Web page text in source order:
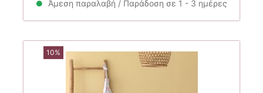
Άμεση παραλαβή / Παράδοση σε 1 - 3 ημέρες
10%